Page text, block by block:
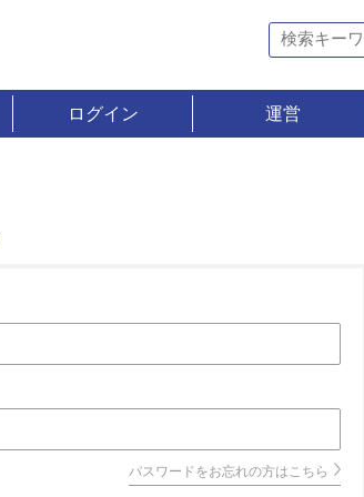
ログイン 運営
パスワードをお忘れの方はこちら